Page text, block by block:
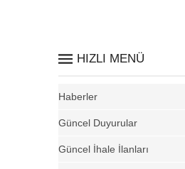
HIZLI MENÜ
Haberler
Güncel Duyurular
Güncel İhale İlanları